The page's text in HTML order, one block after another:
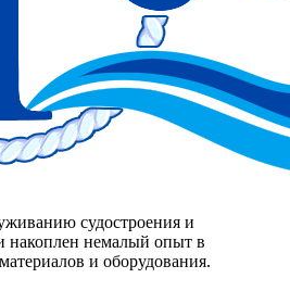
судостроения и
накоплен немалый опыт в
и оборудования.